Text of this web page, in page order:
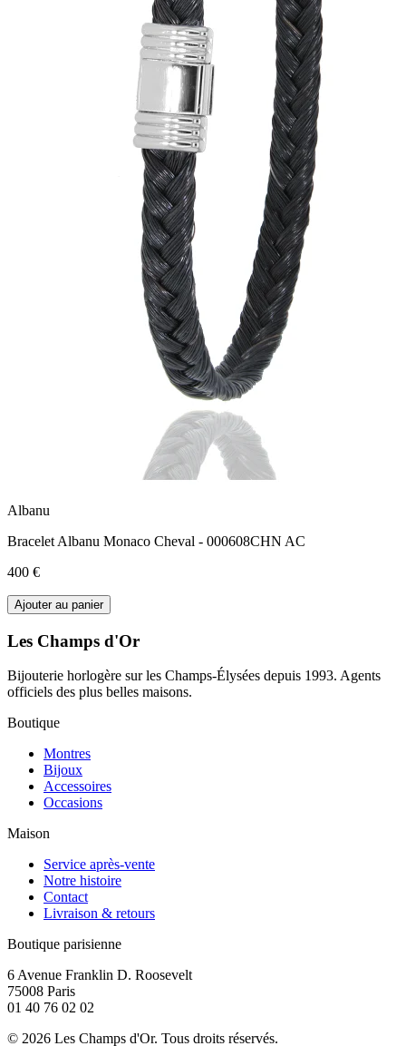
Albanu
Bracelet Albanu Monaco Cheval - 000608CHN AC
400 €
Ajouter au panier
Les Champs d'Or
Bijouterie horlogère sur les Champs-Élysées depuis 1993. Agents
officiels des plus belles maisons.
Boutique
Montres
Bijoux
Accessoires
Occasions
Maison
Service après-vente
Notre histoire
Contact
Livraison & retours
Boutique parisienne
6 Avenue Franklin D. Roosevelt
75008 Paris
01 40 76 02 02
© 2026 Les Champs d'Or. Tous droits réservés.